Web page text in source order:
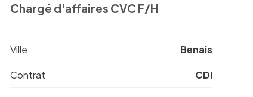
Chargé d'affaires CVC F/H
Ville Benais
Contrat CDI